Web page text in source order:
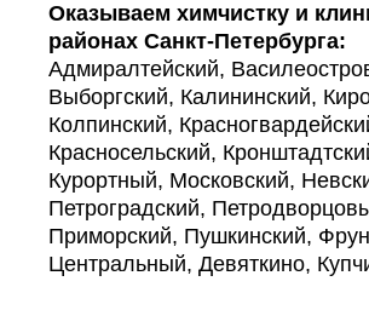
Оказываем химчистку и
районах Санкт-Петербурга:
Адмиралтейский,
Выборгский, Калининский,
Колпинский,
Красносельский,
Курортный, Московский,
Петроградский,
Приморский, Пушкинский,
Центральный, Девяткино,